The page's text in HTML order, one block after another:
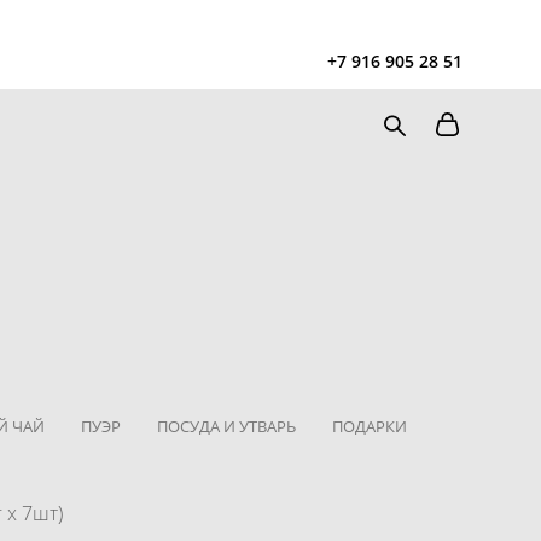
+7 916 905 28 51
ЧАЙ ПУЭР ПОСУДА И УТВАРЬ ПОДАРКИ
7шт)